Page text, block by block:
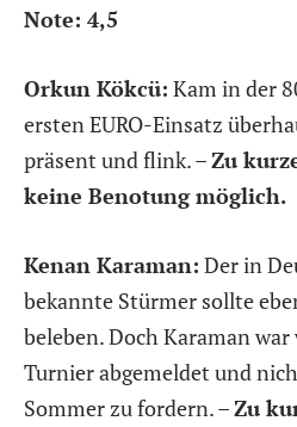
Note: 4,5
Orkun Kökcü: Kam in der
ersten EURO-Einsatz
präsent und flink. –Zu
keine Benotung möglich.
Kenan Karaman: Der in
bekannte Stürmer sollte
beleben. Doch Karaman
Turnier abgemeldet und
Sommer zu fordern. –Zu